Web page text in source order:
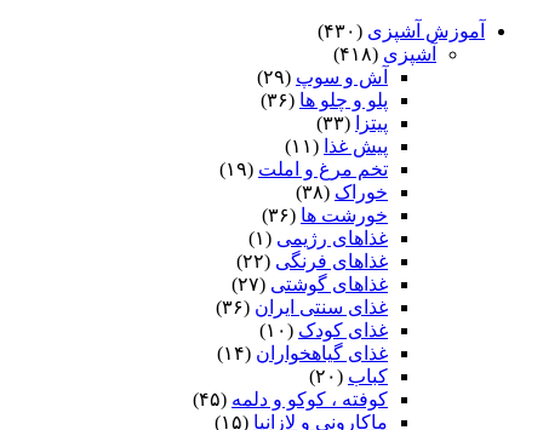
آموزش آشپزی (۴۳۰)
آشپزی (۴۱۸)
آش و سوپ (۲۹)
پلو و چلو ها (۳۶)
پیتزا
(۳۳)
پیش غذا (۱۱)
تخم مرغ و املت (۱۹)
خوراک (۳۸)
خورشت ها (۳۶)
غذاهای رژیمی (۱)
غذاهای فرنگی (۲۲)
غذاهای گوشتی (۲۷)
غذای سنتی ایران (۳۶)
غذای کودک (۱۰)
غذای گیاهخواران (۱۴)
کباب (۲۰)
کوفته ، کوکو و دلمه (۴۵)
ماکارونی و لازانیا (۱۵)